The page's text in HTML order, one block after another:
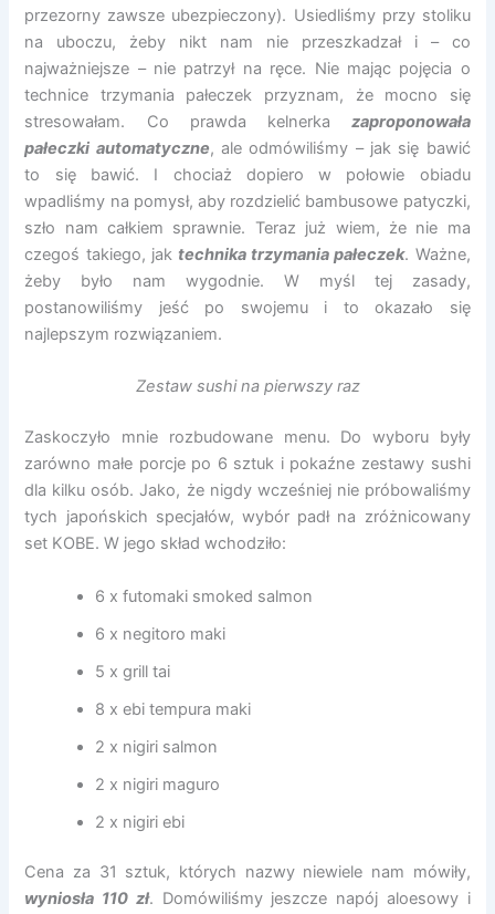
przezorny zawsze ubezpieczony). Usiedliśmy przy stoliku
na uboczu, żeby nikt nam nie przeszkadzał i – co
najważniejsze – nie patrzył na ręce. Nie mając pojęcia o
technice trzymania pałeczek przyznam, że mocno się
stresowałam. Co prawda kelnerka zaproponowała
pałeczki automatyczne, ale odmówiliśmy – jak się bawić
to się bawić. I chociaż dopiero w połowie obiadu
wpadliśmy na pomysł, aby rozdzielić bambusowe patyczki,
szło nam całkiem sprawnie. Teraz już wiem, że nie ma
czegoś takiego, jak technika trzymania pałeczek. Ważne,
żeby było nam wygodnie. W myśl tej zasady,
postanowiliśmy jeść po swojemu i to okazało się
najlepszym rozwiązaniem.
Zestaw sushi na pierwszy raz
Zaskoczyło mnie rozbudowane menu. Do wyboru były
zarówno małe porcje po 6 sztuk i pokaźne zestawy sushi
dla kilku osób. Jako, że nigdy wcześniej nie próbowaliśmy
tych japońskich specjałów, wybór padł na zróżnicowany
set KOBE. W jego skład wchodziło:
6 x futomaki smoked salmon
6 x negitoro maki
5 x grill tai
8 x ebi tempura maki
2 x nigiri salmon
2 x nigiri maguro
2 x nigiri ebi
Cena za 31 sztuk, których nazwy niewiele nam mówiły,
wyniosła 110 zł. Domówiliśmy jeszcze napój aloesowy i